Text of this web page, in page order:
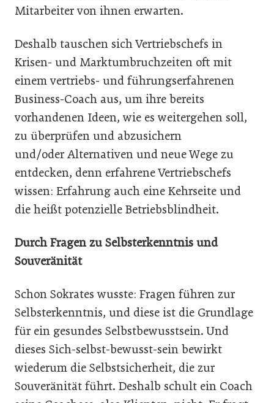
Mitarbeiter von ihnen erwarten.
Deshalb tauschen sich Vertriebschefs in
Krisen- und Marktumbruchzeiten oft mit
einem vertriebs- und führungserfahrenen
Business-Coach aus, um ihre bereits
vorhandenen Ideen, wie es weitergehen soll,
zu überprüfen und abzusichern
und/oder Alternativen und neue Wege zu
entdecken, denn erfahrene Vertriebschefs
wissen: Erfahrung auch eine Kehrseite und
die heißt potenzielle Betriebsblindheit.
Durch Fragen zu Selbsterkenntnis und
Souveränität
Schon Sokrates wusste: Fragen führen zur
Selbsterkenntnis, und diese ist die Grundlage
für ein gesundes Selbstbewusstsein. Und
dieses Sich-selbst-bewusst-sein bewirkt
wiederum die Selbstsicherheit, die zur
Souveränität führt. Deshalb schult ein Coach